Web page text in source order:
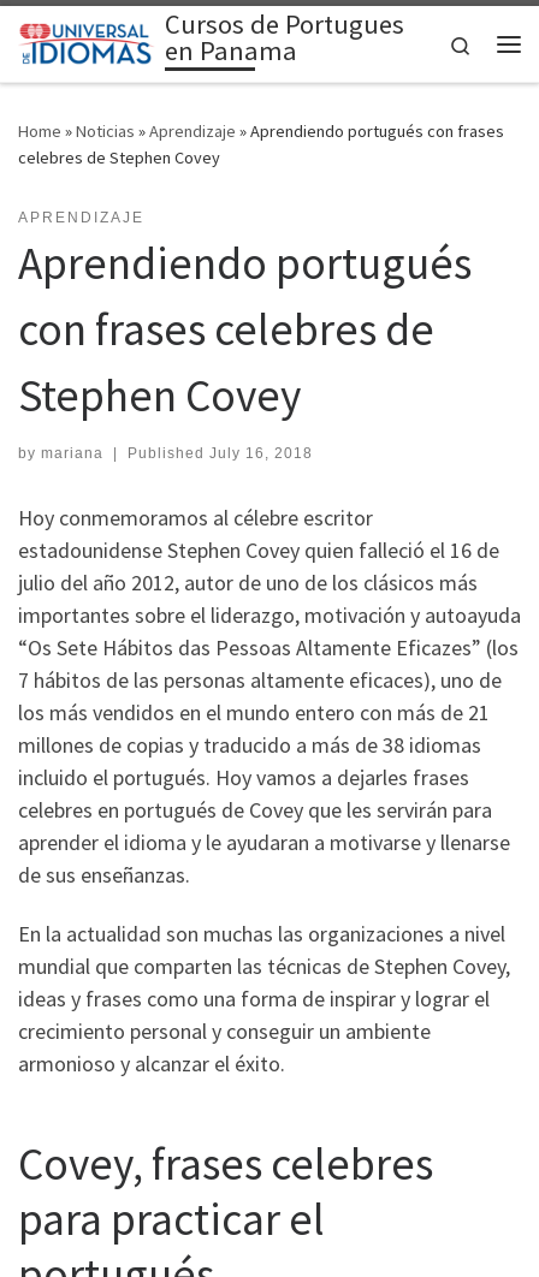
Skip to content Cursos de Portugues
en Panama
Search
Home »Noticias »Aprendizaje »Aprendiendo portugués con frases
celebres de Stephen Covey
APRENDIZAJE
Aprendiendo portugués
con frases celebres de
Stephen Covey
by mariana Published July 16, 2018
Hoy conmemoramos al célebre escritor
estadounidense Stephen Covey quien falleció el 16 de
julio del año 2012, autor de uno de los clásicos más
importantes sobre el liderazgo, motivación y autoayuda
“Os Sete Hábitos das Pessoas Altamente Eficazes” (los
7 hábitos de las personas altamente eficaces), uno de
los más vendidos en el mundo entero con más de 21
millones de copias y traducido a más de 38 idiomas
incluido el portugués. Hoy vamos a dejarles frases
celebres en portugués de Covey que les servirán para
aprender el idioma y le ayudaran a motivarse y llenarse
de sus enseñanzas.
En la actualidad son muchas las organizaciones a nivel
mundial que comparten las técnicas de Stephen Covey,
ideas y frases como una forma de inspirar y lograr el
crecimiento personal y conseguir un ambiente
armonioso y alcanzar el éxito.
Covey, frases celebres
para practicar el